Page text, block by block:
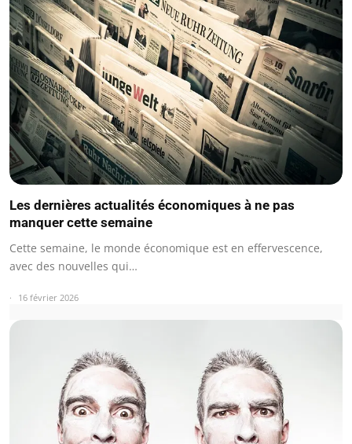
Les dernières actualités économiques à ne pas
manquer cette semaine
Cette semaine, le monde économique est en effervescence,
avec des nouvelles qui…
16 février 2026